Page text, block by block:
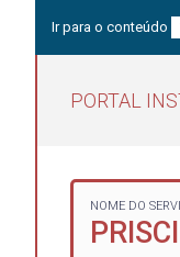
Ir para o conteúdo
PORTAL
NOME DO